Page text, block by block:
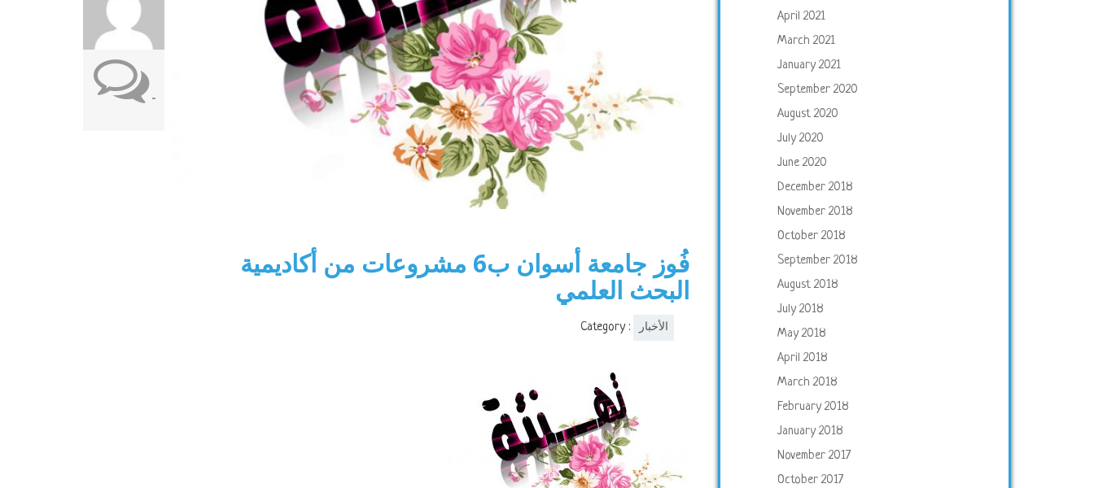
-
فُوز جامعة أسوان ب6 مشروعات من أكاديمية
البحث العلمي
Category : الأخبار
April 2021
March 2021
January 2021
September 2020
August 2020
July 2020
June 2020
December 2018
November 2018
October 2018
September 2018
August 2018
July 2018
May 2018
April 2018
March 2018
February 2018
January 2018
November 2017
October 2017